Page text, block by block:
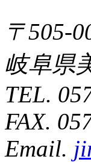
〒505-
岐阜県
TEL.
FAX.
Email.